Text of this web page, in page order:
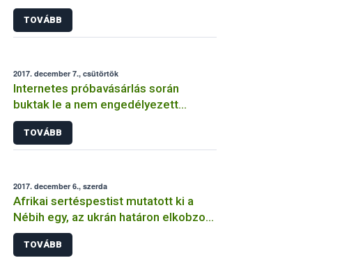
TOVÁBB
2017. december 7., csütörtök
Internetes próbavásárlás során
buktak le a nem engedélyezett
növényvédő szereket forgalmazó
magánszemélyek
TOVÁBB
2017. december 6., szerda
Afrikai sertéspestist mutatott ki a
Nébih egy, az ukrán határon elkobzott
sertéshús mintában
TOVÁBB